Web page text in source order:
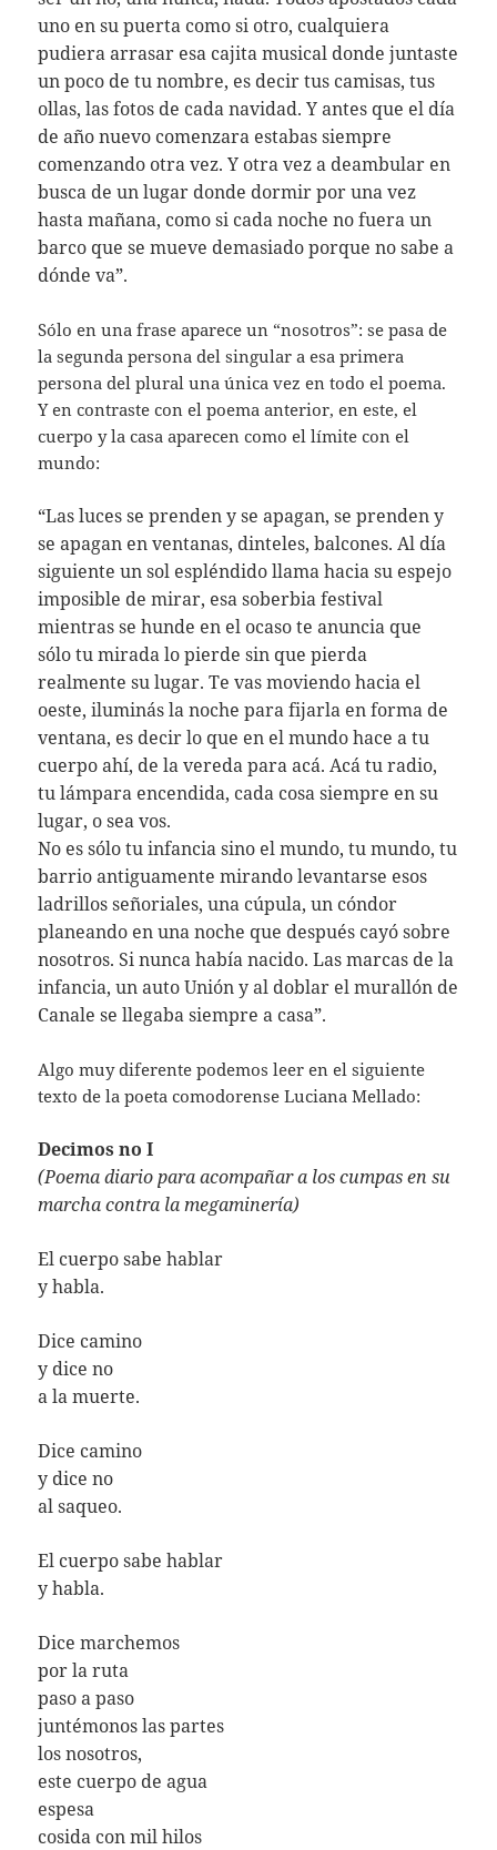
uno en su puerta como si otro, cualquiera
pudiera arrasar esa cajita musical donde juntaste
un poco de tu nombre, es decir tus camisas, tus
ollas, las fotos de cada navidad. Y antes que el día
de año nuevo comenzara estabas siempre
comenzando otra vez. Y otra vez a deambular en
busca de un lugar donde dormir por una vez
hasta mañana, como si cada noche no fuera un
barco que se mueve demasiado porque no sabe a
dónde va”.
Sólo en una frase aparece un “nosotros”: se pasa de
la segunda persona del singular a esa primera
persona del plural una única vez en todo el poema.
Y en contraste con el poema anterior, en este, el
cuerpo y la casa aparecen como el límite con el
mundo:
“Las luces se prenden y se apagan, se prenden y
se apagan en ventanas, dinteles, balcones. Al día
siguiente un sol espléndido llama hacia su espejo
imposible de mirar, esa soberbia festival
mientras se hunde en el ocaso te anuncia que
sólo tu mirada lo pierde sin que pierda
realmente su lugar. Te vas moviendo hacia el
oeste, iluminás la noche para fijarla en forma de
ventana, es decir lo que en el mundo hace a tu
cuerpo ahí, de la vereda para acá. Acá tu radio,
tu lámpara encendida, cada cosa siempre en su
lugar, o sea vos.
No es sólo tu infancia sino el mundo, tu mundo, tu
barrio antiguamente mirando levantarse esos
ladrillos señoriales, una cúpula, un cóndor
planeando en una noche que después cayó sobre
nosotros. Si nunca había nacido. Las marcas de la
infancia, un auto Unión y al doblar el murallón de
Canale se llegaba siempre a casa”.
Algo muy diferente podemos leer en el siguiente
texto de la poeta comodorense Luciana Mellado:
Decimos no I
(Poema diario para acompañar a los cumpas en su
marcha contra la megaminería)
El cuerpo sabe hablar
y habla.
Dice camino
y dice no
a la muerte.
Dice camino
y dice no
al saqueo.
El cuerpo sabe hablar
y habla.
Dice marchemos
por la ruta
paso a paso
juntémonos las partes
los nosotros,
este cuerpo de agua
espesa
cosida con mil hilos